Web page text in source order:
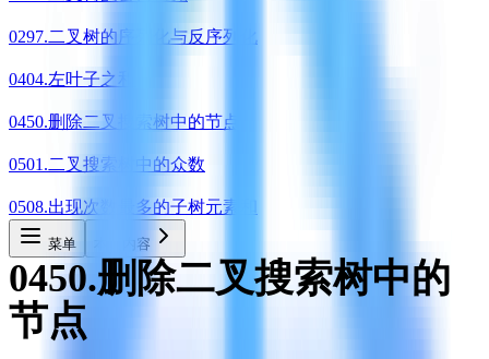
0297.二叉树的序列化与反序列化
0404.左叶子之和
0450.删除二叉搜索树中的节点
0501.二叉搜索树中的众数
0508.出现次数最多的子树元素和
菜单 本页内容
0450.删除二叉搜索树中的
节点